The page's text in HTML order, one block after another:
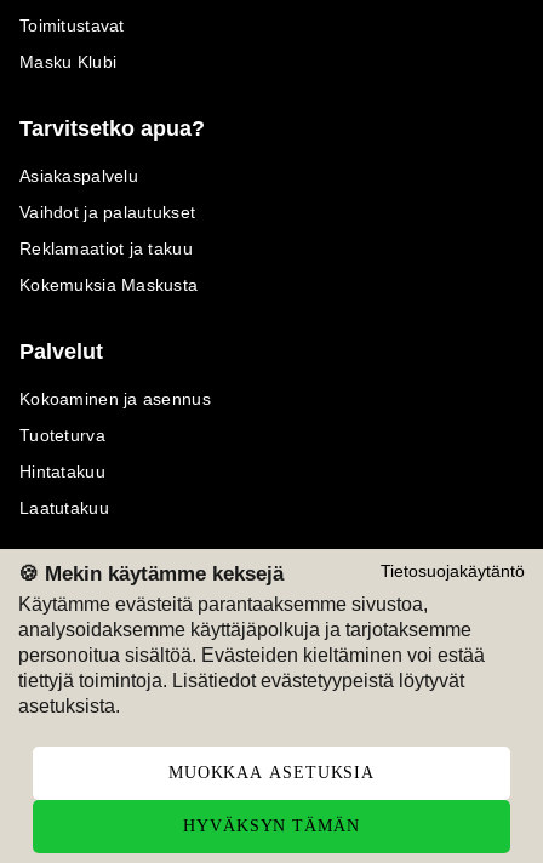
Tietosuojakäytäntö
🍪 Mekin käytämme keksejä
Käytämme evästeitä parantaaksemme sivustoa,
analysoidaksemme käyttäjäpolkuja ja tarjotaksemme
personoitua sisältöä. Evästeiden kieltäminen voi estää
tiettyjä toimintoja. Lisätiedot evästetyypeistä löytyvät
asetuksista.
MUOKKAA ASETUKSIA
HYVÄKSYN TÄMÄN
Toimitustavat
Masku Klubi
Tarvitsetko apua?
Asiakaspalvelu
Vaihdot ja palautukset
Reklamaatiot ja takuu
Kokemuksia Maskusta
Palvelut
Kokoaminen ja asennus
Tuoteturva
Hintatakuu
Laatutakuu
Maksutavat
M
Seuraa meitä